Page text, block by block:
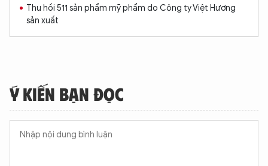
Thu hồi 511 sản phẩm mỹ phẩm do Công ty Việt Hương
sản xuất
Ý KIẾN BẠN ĐỌC
XIN CHÀO,
Hãy hỏi tôi bất kỳ điều gì bạn cần biết về
An Ninh Thủ Đô nhé. Tôi sẵn sàng hỗ trợ!